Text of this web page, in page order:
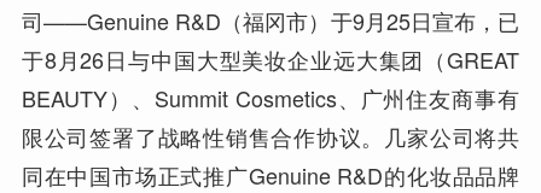
司——Genuine R&D（福冈市）于9月25日宣布，已
于8月26日与中国大型美妆企业远大集团（GREAT
BEAUTY）、Summit Cosmetics、广州住友商事有
限公司签署了战略性销售合作协议。几家公司将共
同在中国市场正式推广Genuine R&D的化妆品品牌